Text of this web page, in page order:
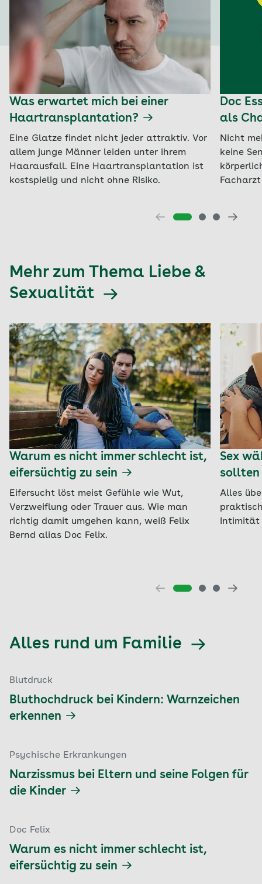
Was erwartet mich bei einer
Haartransplantation?
Eine Glatze findet nicht jeder attraktiv. Vor
allem junge Männer leiden unter ihrem
Haarausfall. Eine Haartransplantation ist
kostspielig und nicht ohne Risiko.
Doc
als
Nicht
keine
Mehr zum Thema Liebe &
Sexualität
Warum es nicht immer schlecht ist,
eifersüchtig zu sein
Eifersucht löst meist Gefühle wie Wut,
Verzweiflung oder Trauer aus. Wie man
richtig damit umgehen kann, weiß Felix
Bernd alias Doc Felix.
Sex
sollten
Alles
Intimität
Alles rund um Familie
Blutdruck
Bluthochdruck bei Kindern: Warnzeichen
erkennen
Psychische Erkrankungen
Narzissmus bei Eltern und seine Folgen für
die Kinder
Doc Felix
Warum es nicht immer schlecht ist,
eifersüchtig zu sein